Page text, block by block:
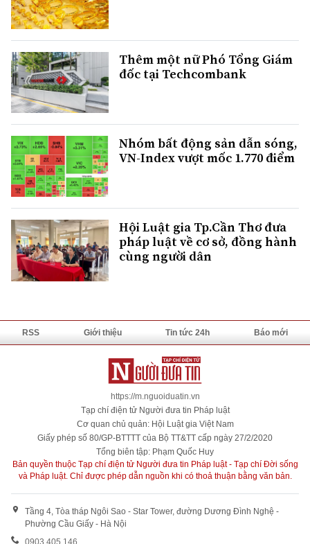
Thêm một nữ Phó Tổng Giám
đốc tại Techcombank
Nhóm bất động sản dẫn sóng,
VN-Index vượt mốc 1.770 điểm
Hội Luật gia Tp.Cần Thơ đưa
pháp luật về cơ sở, đồng hành
cùng người dân
RSS Giới thiệu Tin tức 24h Báo mới
https://m.nguoiduatin.vn
Tạp chí điện tử Người đưa tin Pháp luật
Cơ quan chủ quản: Hội Luật gia Việt Nam
Giấy phép số 80/GP-BTTTT của Bộ TT&TT cấp ngày 27/2/2020
Tổng biên tập: Phạm Quốc Huy
Bản quyền thuộc Tạp chí điện tử Người đưa tin Pháp luật - Tạp chí Đời sống
và Pháp luật. Chỉ được phép dẫn nguồn khi có thoả thuận bằng văn bản.
Tầng 4, Tòa tháp Ngôi Sao - Star Tower, đường Dương Đình Nghệ -
Phường Cầu Giấy - Hà Nội
0903 405 146